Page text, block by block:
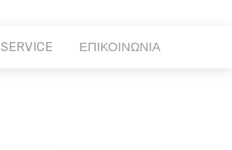
SERVICE ΕΠΙΚΟΙΝΩΝΙΑ